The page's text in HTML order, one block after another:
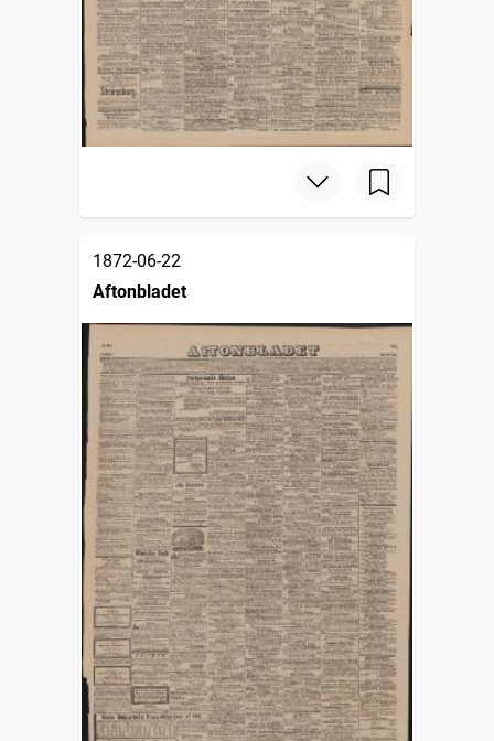
1872-06-22
Aftonbladet